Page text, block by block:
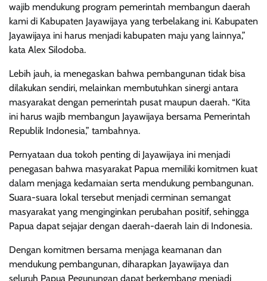
wajib mendukung program pemerintah membangun daerah
kami di Kabupaten Jayawijaya yang terbelakang ini. Kabupaten
Jayawijaya ini harus menjadi kabupaten maju yang lainnya,”
kata Alex Silodoba.
Lebih jauh, ia menegaskan bahwa pembangunan tidak bisa
dilakukan sendiri, melainkan membutuhkan sinergi antara
masyarakat dengan pemerintah pusat maupun daerah. “Kita
ini harus wajib membangun Jayawijaya bersama Pemerintah
Republik Indonesia,” tambahnya.
Pernyataan dua tokoh penting di Jayawijaya ini menjadi
penegasan bahwa masyarakat Papua memiliki komitmen kuat
dalam menjaga kedamaian serta mendukung pembangunan.
Suara-suara lokal tersebut menjadi cerminan semangat
masyarakat yang menginginkan perubahan positif, sehingga
Papua dapat sejajar dengan daerah-daerah lain di Indonesia.
Dengan komitmen bersama menjaga keamanan dan
mendukung pembangunan, diharapkan Jayawijaya dan
seluruh Papua Pegunungan dapat berkembang menjadi